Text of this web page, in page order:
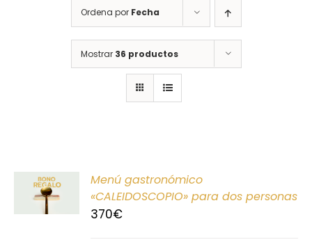
Ordena por Fecha
Mostrar 36 productos
Menú gastronómico
«CALEIDOSCOPIO» para dos personas
370€